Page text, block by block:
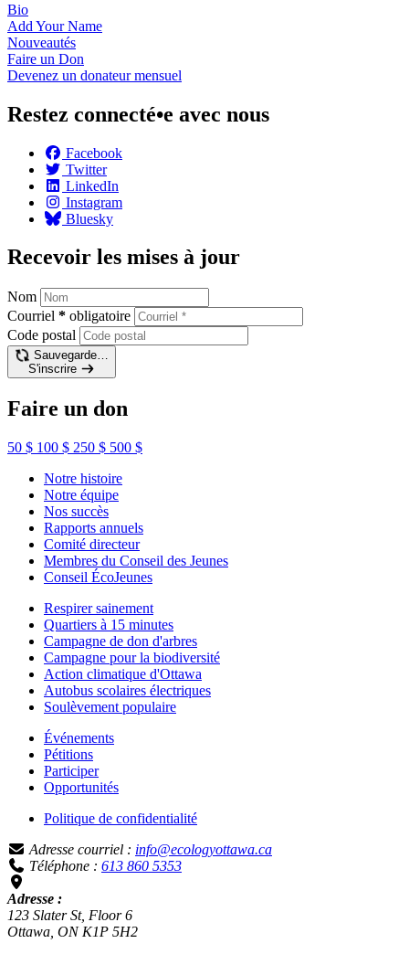
Bio
Add YourName
Nouveautés
Faire un Don
Devenez un donateurmensuel
Restez connecté•e avec nous
Facebook
Twitter
LinkedIn
Instagram
Bluesky
Recevoir les mises à jour
Nom
Courriel * obligatoire
Code postal
Sauvegarde…
S'inscrire
Faire un don
50 $ 100 $ 250 $ 500 $
Notre histoire
Notre équipe
Nos succès
Rapports annuels
Comité directeur
Membres du Conseil des Jeunes
Conseil ÉcoJeunes
Respirer sainement
Quartiers à 15 minutes
Campagne de don d'arbres
Campagne pour la biodiversité
Action climatique d'Ottawa
Autobus scolaires électriques
Soulèvement populaire
Événements
Pétitions
Participer
Opportunités
Politique de confidentialité
Adresse courriel : info@ecologyottawa.ca
Téléphone : 613 860 5353
Adresse :
123 Slater St, Floor 6
Ottawa, ON K1P 5H2